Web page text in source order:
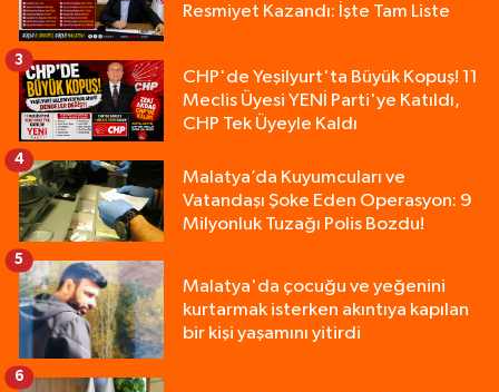
Resmiyet Kazandı: İşte Tam Liste
CHP'de Yeşilyurt'ta Büyük Kopuş! 11
Meclis Üyesi YENİ Parti'ye Katıldı,
CHP Tek Üyeyle Kaldı
3
Malatya’da Kuyumcuları ve
Vatandaşı Şoke Eden Operasyon: 9
Milyonluk Tuzağı Polis Bozdu!
4
Malatya'da çocuğu ve yeğenini
kurtarmak isterken akıntıya kapılan
bir kişi yaşamını yitirdi
5
6